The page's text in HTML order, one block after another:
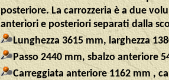
posteriore. La carrozzeria è a due
anteriori e posteriori separati dalla
Lunghezza 3615 mm, larghezza
Passo 2440 mm, sbalzo anteriore
Carreggiata anteriore 1162 mm ,